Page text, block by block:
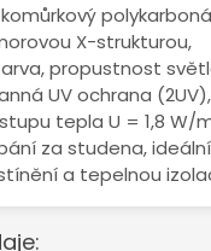
X-strukturou,
propustnost
UV ochrana (2UV),
tepla U = 1,8 W/
za studena,
a tepelnou